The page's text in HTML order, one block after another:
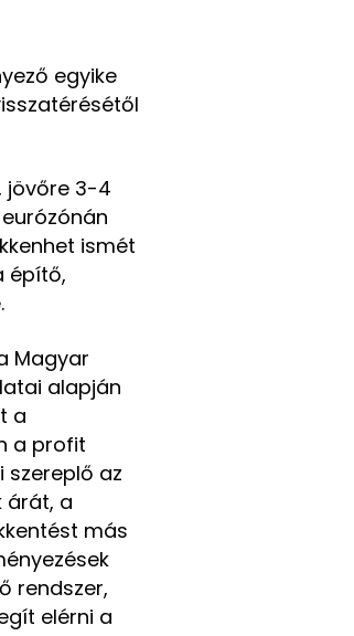
egyike
jövőre 3-4
ismét
építő,
Magyar
alapján
a
a profit
az
árát, a
más
rendszer,
elérni a